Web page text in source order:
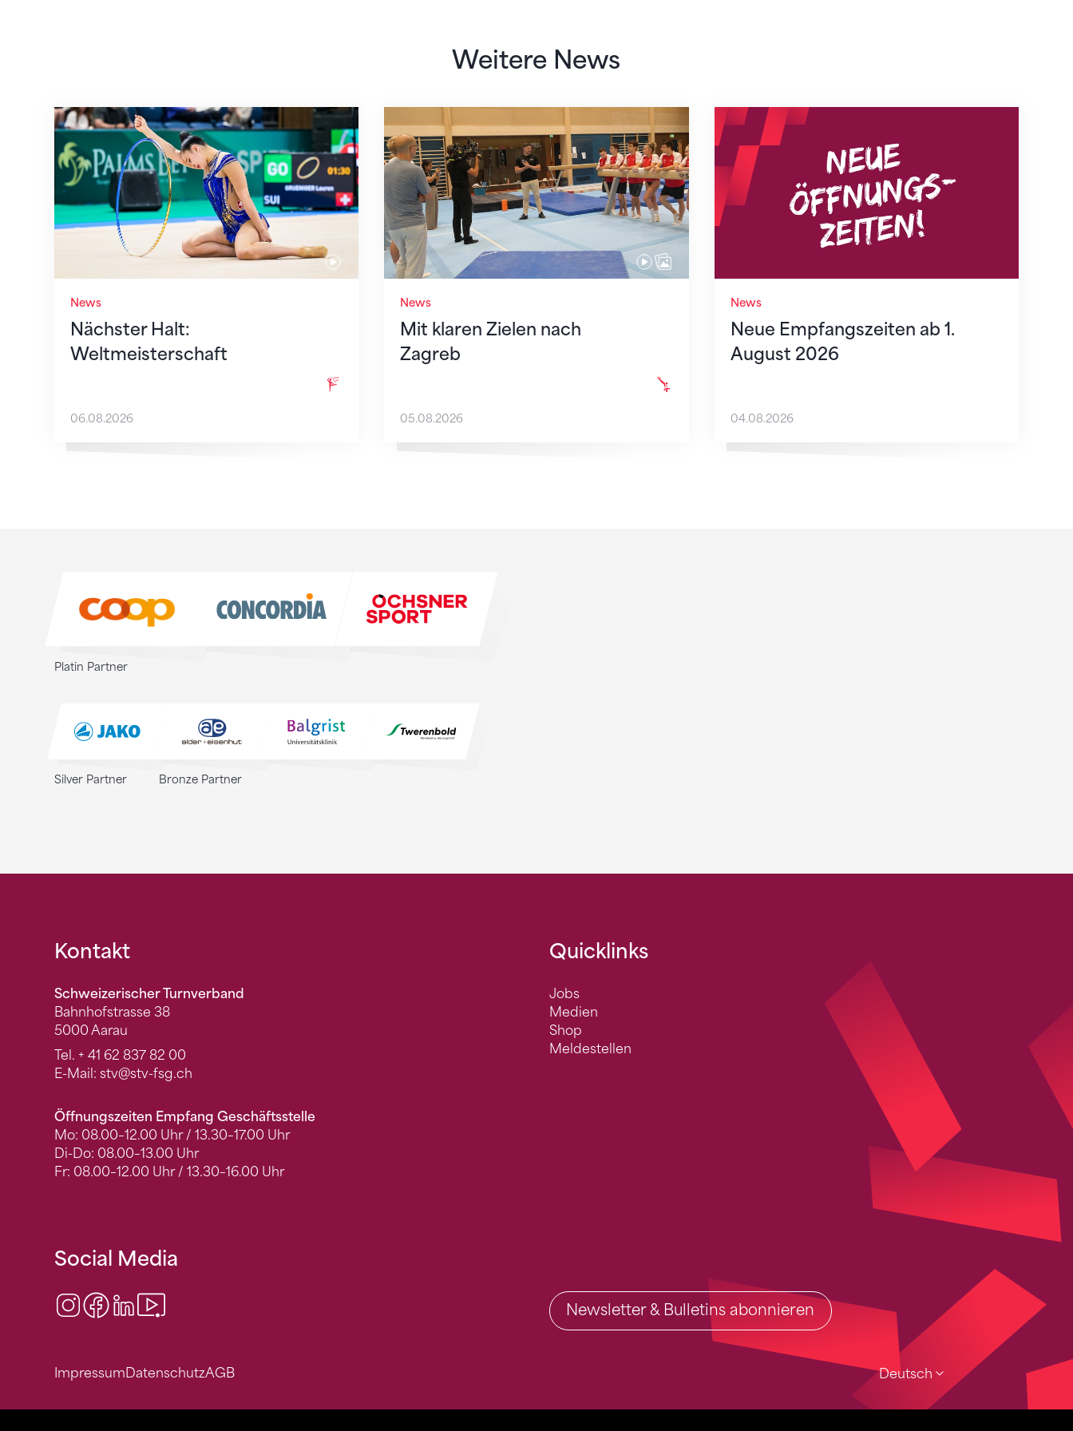
Weitere News
News
Nächster Halt:
Weltmeisterschaft
Nächster Halt: Weltmeisterschaft
06.08.2026
News
Mit klaren Zielen nach
Zagreb
Mit klaren Zielen nach Zagreb
05.08.2026
News
Neue Empfangszeiten ab 1.
August 2026
Neue Empfangszeiten ab 1. August 2026
04.08.2026
Platin Partner
Silver Partner Bronze Partner
Fusszeile
Kontakt
Schweizerischer Turnverband
Bahnhofstrasse 38
5000 Aarau
Tel. + 41 62 837 82 00
E-Mail: stv@stv-fsg.ch
Öffnungszeiten Empfang Geschäftsstelle
Mo: 08.00–12.00 Uhr / 13.30–17.00 Uhr
Di-Do: 08.00–13.00 Uhr
Fr: 08.00–12.00 Uhr / 13.30–16.00 Uhr
Quicklinks
Jobs
Medien
Shop
Meldestellen
Deutsch
Social Media
Instagram
Facebook
LinkedIn Newsletter & Bulletins abonnieren
ImpressumDatenschutzAGB